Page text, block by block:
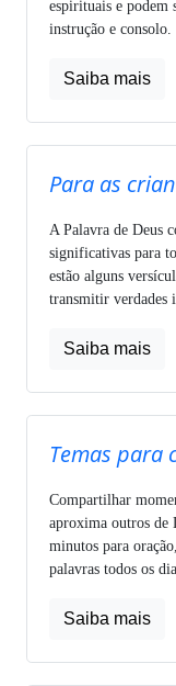
espirituais e podem
instrução e consolo.
Saiba mais
Para as
A Palavra de Deus
significativas para
estão alguns
transmitir verdades
Saiba mais
Temas para
Compartilhar
aproxima outros de
minutos para
palavras todos os
Saiba mais